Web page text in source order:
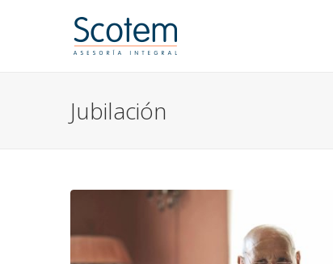
Jubilación